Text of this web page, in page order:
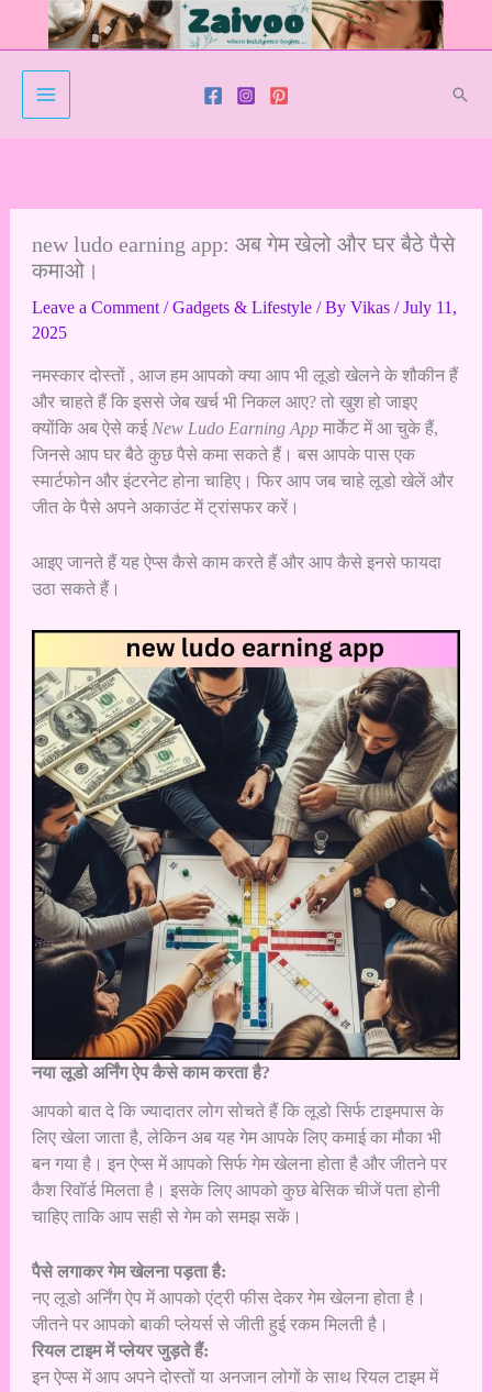
new ludo earning app: अब गेम खेलो और घर बैठे पैसे
कमाओ।
Leave a Comment /Gadgets & Lifestyle/ By Vikas /July 11,
2025
नमस्कार दोस्तों , आज हम आपको क्या आप भी लूडो खेलने के शौकीन हैं
और चाहते हैं कि इससे जेब खर्च भी निकल आए? तो खुश हो जाइए
क्योंकि अब ऐसे कई New Ludo Earning Appमार्केट में आ चुके हैं,
जिनसे आप घर बैठे कुछ पैसे कमा सकते हैं। बस आपके पास एक
स्मार्टफोन और इंटरनेट होना चाहिए। फिर आप जब चाहे लूडो खेलें और
जीत के पैसे अपने अकाउंट में ट्रांसफर करें।
आइए जानते हैं यह ऐप्स कैसे काम करते हैं और आप कैसे इनसे फायदा
उठा सकते हैं।
नया लूडो अर्निंग ऐप कैसे काम करता है?
आपको बात दे कि ज्यादातर लोग सोचते हैं कि लूडो सिर्फ टाइमपास के
लिए खेला जाता है, लेकिन अब यह गेम आपके लिए कमाई का मौका भी
बन गया है। इन ऐप्स में आपको सिर्फ गेम खेलना होता है और जीतने पर
कैश रिवॉर्ड मिलता है। इसके लिए आपको कुछ बेसिक चीजें पता होनी
चाहिए ताकि आप सही से गेम को समझ सकें।
पैसे लगाकर गेम खेलना पड़ता है:
नए लूडो अर्निंग ऐप में आपको एंट्री फीस देकर गेम खेलना होता है।
जीतने पर आपको बाकी प्लेयर्स से जीती हुई रकम मिलती है।
रियल टाइम में प्लेयर जुड़ते हैं:
इन ऐप्स में आप अपने दोस्तों या अनजान लोगों के साथ रियल टाइम में